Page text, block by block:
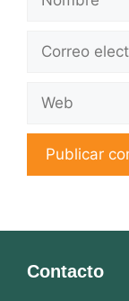
Correo
Web
Contacto